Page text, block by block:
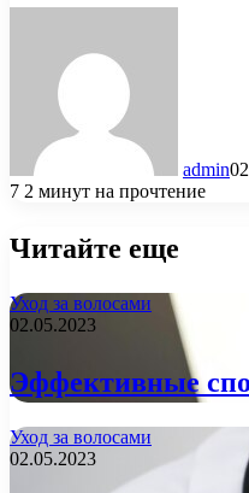
admin
7 2 минут на прочтение
Читайте еще
Уход за волосами
02.05.2023
Эффективные
Уход за волосами
02.05.2023